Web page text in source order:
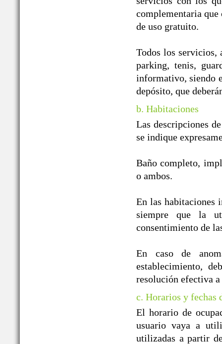
complementaria
de uso gratuito.
Todos los servicios,
parking, tenis,
informativo, siendo
depósito, que
b. Habitaciones
Las descripciones
se indique
Baño completo,
o ambos.
En las habitaciones
siempre que la
consentimiento de
En caso de
establecimiento,
resolución efectiva
c. Horarios y fechas
El horario de
usuario vaya a
utilizadas a partir